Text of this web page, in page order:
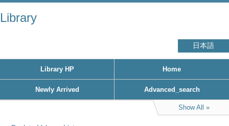
Library
日本語
Library HP Home
Newly Arrived Advanced_search
Show All